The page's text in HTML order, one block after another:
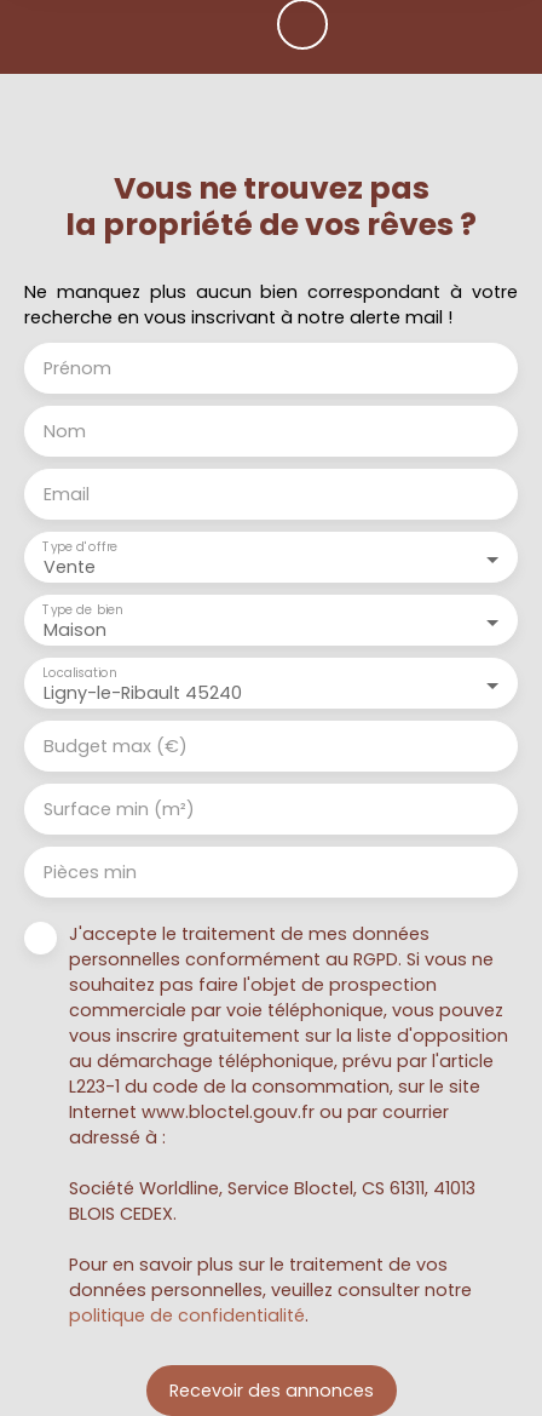
Vous ne trouvez pas
la propriété de vos rêves ?
Ne manquez plus aucun bien correspondant à votre
recherche en vous inscrivant à notre alerte mail !
Prénom
Nom
Email
Vente
Type d'offre
Maison
Type de bien
Ligny-le-Ribault 45240
Localisation
Budget max (€)
Surface min (m²)
Pièces min
J'accepte le traitement de mes données
personnelles conformément au RGPD. Si vous ne
souhaitez pas faire l'objet de prospection
commerciale par voie téléphonique, vous pouvez
vous inscrire gratuitement sur la liste d'opposition
au démarchage téléphonique, prévu par l'article
L223-1 du code de la consommation, sur le site
Internet www.bloctel.gouv.fr ou par courrier
adressé à :
Société Worldline, Service Bloctel, CS 61311, 41013
BLOIS CEDEX.
Pour en savoir plus sur le traitement de vos
données personnelles, veuillez consulter notre
politique de confidentialité.
Recevoir des annonces